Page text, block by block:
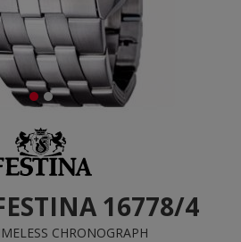
16778/4
CHRONOGRAPH